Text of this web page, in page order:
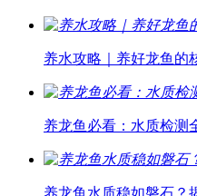
养水攻略｜养好龙鱼的
养龙鱼必看：水质检测
养龙鱼水质稳如磐石？